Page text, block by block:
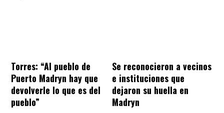
Torres: “Al pueblo de
Puerto Madryn hay que
devolverle lo que es del
pueblo”
Se reconocieron a vecinos
e instituciones que
dejaron su huella en
Madryn